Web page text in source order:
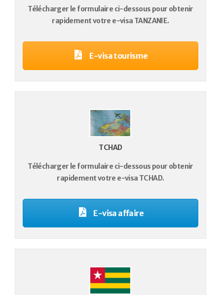
Télécharger le formulaire ci-dessous pour obtenir
rapidement votre e-visa TANZANIE.
E-visa tourisme
TCHAD
Télécharger le formulaire ci-dessous pour obtenir
rapidement votre e-visa TCHAD.
E-visa affaire